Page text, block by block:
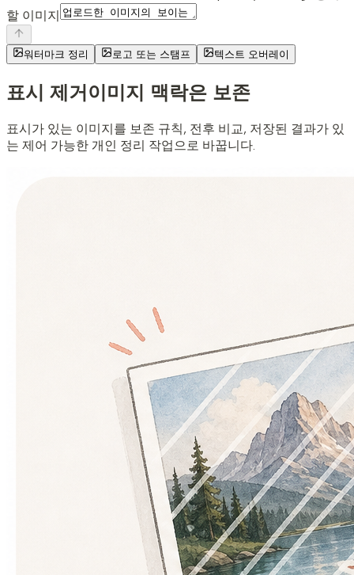
할 이미지
워터마크 정리 로고 또는 스탬프 텍스트 오버레이
표시 제거 이미지 맥락은 보존
표시가 있는 이미지를 보존 규칙, 전후 비교, 저장된 결과가 있
는 제어 가능한 개인 정리 작업으로 바꿉니다.